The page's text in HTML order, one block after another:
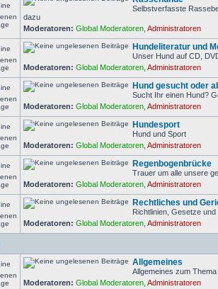
Selbstverfasste
dazu
Moderatoren: Global Moderatoren Administratoren
Hundeliteratur und
Unser Hund auf CD,
Moderatoren: Global Moderatoren Administratoren
Hund gesucht oder
Sucht Ihr einen Hund?
Moderatoren: Global Moderatoren Administratoren
Hundesport
Hund und Sport
Moderatoren: Global Moderatoren Administratoren
Regenbogenbrücke
Trauer um alle unsere
Moderatoren: Global Moderatoren Administratoren
Rechtliches und
Richtlinien, Gesetze
Moderatoren: Global Moderatoren Administratoren
Allgemeines
Allgemeines zum
Moderatoren: Global Moderatoren Administratoren